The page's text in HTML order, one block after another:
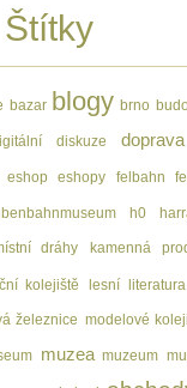
bazar blogy brno
diskuze doprava
eshop eshopy felbahn
h0
dráhy kamenná
kolejiště lesní literatura
železnice modelové
muzea muzeum